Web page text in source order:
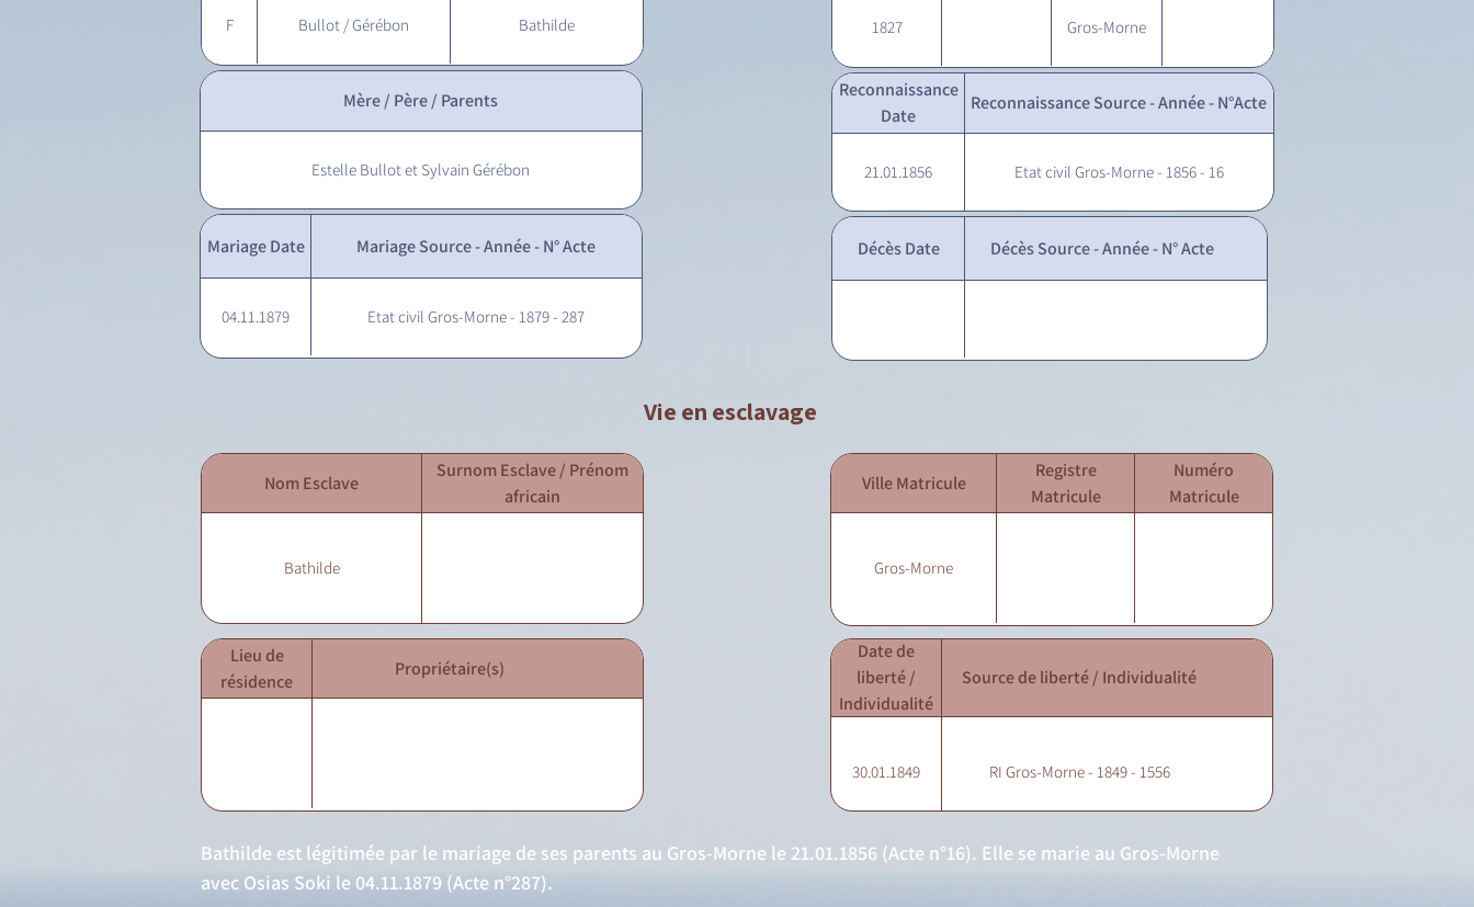
F Bullot / Gérébon Bathilde 1827 Gros-Morne
Mère / Père / Parents
Estelle Bullot et Sylvain Gérébon
Mariage Date Mariage Source - Année - N° Acte
04.11.1879 Etat civil Gros-Morne - 1879 - 287
Reconnaissance
Date
Reconnaissance Source - Année - N°Acte
21.01.1856 Etat civil Gros-Morne - 1856 - 16
Décès Date Décès Source - Année - N° Acte
Vie en esclavage
Nom Esclave
Surnom Esclave / Prénom
africain
Bathilde
Ville Matricule
Registre
Matricule
Numéro
Matricule
Gros-Morne
Lieu de
résidence
Propriétaire(s)
Date de
liberté /
Individualité
Source de liberté / Individualité
30.01.1849 RI Gros-Morne - 1849 - 1556
Bathilde est légitimée par le mariage de ses parents au Gros-Morne le 21.01.1856 (Acte n°16). Elle se marie au Gros-Morne
avec Osias Soki le 04.11.1879 (Acte n°287).